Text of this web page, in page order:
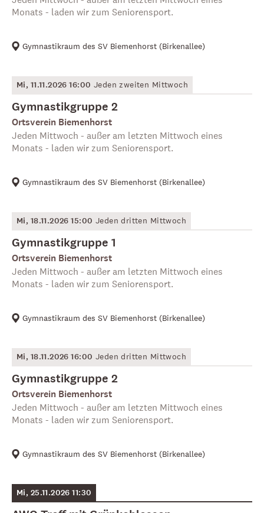
Monats - laden wir zum Seniorensport.
Gymnastikraum des SV Biemenhorst (Birkenallee)
Mi, 11.11.2026 16:00 Jeden zweiten Mittwoch
Gymnastikgruppe 2
Ortsverein Biemenhorst
Jeden Mittwoch - außer am letzten Mittwoch eines
Monats - laden wir zum Seniorensport.
Gymnastikraum des SV Biemenhorst (Birkenallee)
Mi, 18.11.2026 15:00 Jeden dritten Mittwoch
Gymnastikgruppe 1
Ortsverein Biemenhorst
Jeden Mittwoch - außer am letzten Mittwoch eines
Monats - laden wir zum Seniorensport.
Gymnastikraum des SV Biemenhorst (Birkenallee)
Mi, 18.11.2026 16:00 Jeden dritten Mittwoch
Gymnastikgruppe 2
Ortsverein Biemenhorst
Jeden Mittwoch - außer am letzten Mittwoch eines
Monats - laden wir zum Seniorensport.
Gymnastikraum des SV Biemenhorst (Birkenallee)
Mi, 25.11.2026 11:30